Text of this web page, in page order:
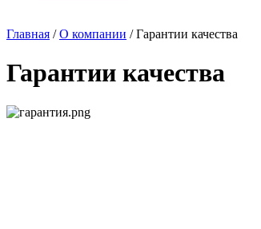
Главная /О компании /Гарантии качества
Гарантии качества